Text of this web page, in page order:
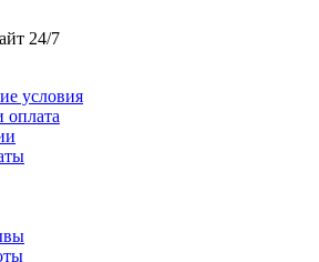
24/7
условия
оплата